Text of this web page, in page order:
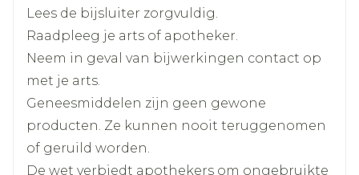
adolescenten was hoofdpijn de meest
gemelde bijwerking. In klinische studies met
desloratadine zijn de volgende bijwerkingen
gemeld: Vaak: komen voor bij minder dan 1
op de 10 gebruikers: ● vermoeidheid ● droge
mond ● hoofdpijn Volwassenen Sinds
Desloratadine Teva in de handel is gebracht,
zijn de volgende bijwerkingen gemeld: Zeer
135 mm
Diepte 60 mm
Hoeveelheid
Verpakking
100
Actieve
Lees de bijsluiter zorgvuldig.
Raadpleeg je arts of apotheker.
Neem in geval van bijwerkingen contact op
met je arts.
Geneesmiddelen zijn geen gewone
producten. Ze kunnen nooit teruggenomen
of geruild worden.
De wet verbiedt apothekers om ongebruikte